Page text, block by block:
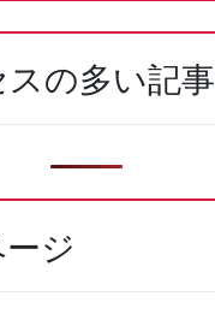
スの多い記事
ジ